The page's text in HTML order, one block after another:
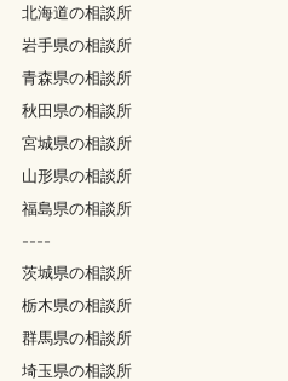
北海道の相談所
岩手県の相談所
青森県の相談所
秋田県の相談所
宮城県の相談所
山形県の相談所
福島県の相談所
----
茨城県の相談所
栃木県の相談所
群馬県の相談所
埼玉県の相談所